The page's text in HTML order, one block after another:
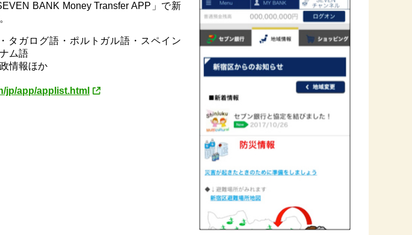
BANK Money Transfer APP」で新
タガログ語・ポルトガル語・スペイン
ム語
情報ほか
jp/app/applist.html